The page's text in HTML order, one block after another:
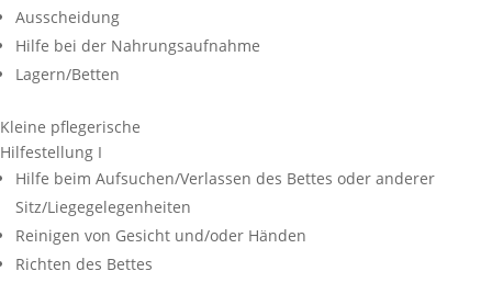
Ausscheidung
Hilfe bei der Nahrungsaufnahme
Lagern/Betten
Kleine pflegerische
Hilfestellung I
Hilfe beim Aufsuchen/Verlassen des Bettes oder anderer
Sitz/Liegegelegenheiten
Reinigen von Gesicht und/oder Händen
Richten des Bettes